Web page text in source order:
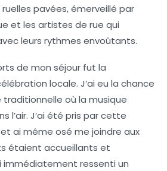
pavées, émerveillé par
et les artistes de rue qui
leurs rythmes envoûtants.
de mon séjour fut la
locale. J’ai eu la chance
traditionnelle où la musique
l’air. J’ai été pris par cette
et ai même osé me joindre aux
étaient accueillants et
immédiatement ressenti un